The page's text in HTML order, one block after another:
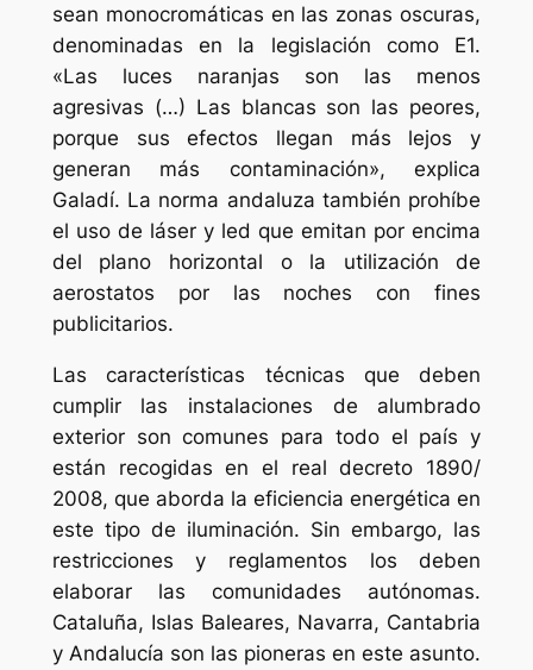
sean monocromáticas en las zonas oscuras,
denominadas en la legislación como E1.
«Las luces naranjas son las menos
agresivas (…) Las blancas son las peores,
porque sus efectos llegan más lejos y
generan más contaminación», explica
Galadí. La norma andaluza también prohíbe
el uso de láser y led que emitan por encima
del plano horizontal o la utilización de
aerostatos por las noches con fines
publicitarios.
Las características técnicas que deben
cumplir las instalaciones de alumbrado
exterior son comunes para todo el país y
están recogidas en el real decreto 1890/
2008, que aborda la eficiencia energética en
este tipo de iluminación. Sin embargo, las
restricciones y reglamentos los deben
elaborar las comunidades autónomas.
Cataluña, Islas Baleares, Navarra, Cantabria
y Andalucía son las pioneras en este asunto.